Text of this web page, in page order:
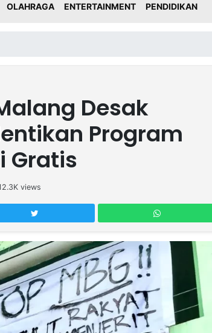
OLAHRAGA ENTERTAINMENT PENDIDIKAN
Desak
Program
Gratis
views